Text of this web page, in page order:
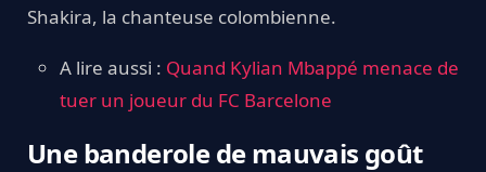
Shakira, la chanteuse colombienne.
A lire aussi : Quand Kylian Mbappé menace de
tuer un joueur du FC Barcelone
Une banderole de mauvais goût